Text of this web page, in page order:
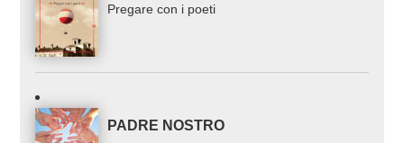
Pregare con i poeti
PADRE NOSTRO